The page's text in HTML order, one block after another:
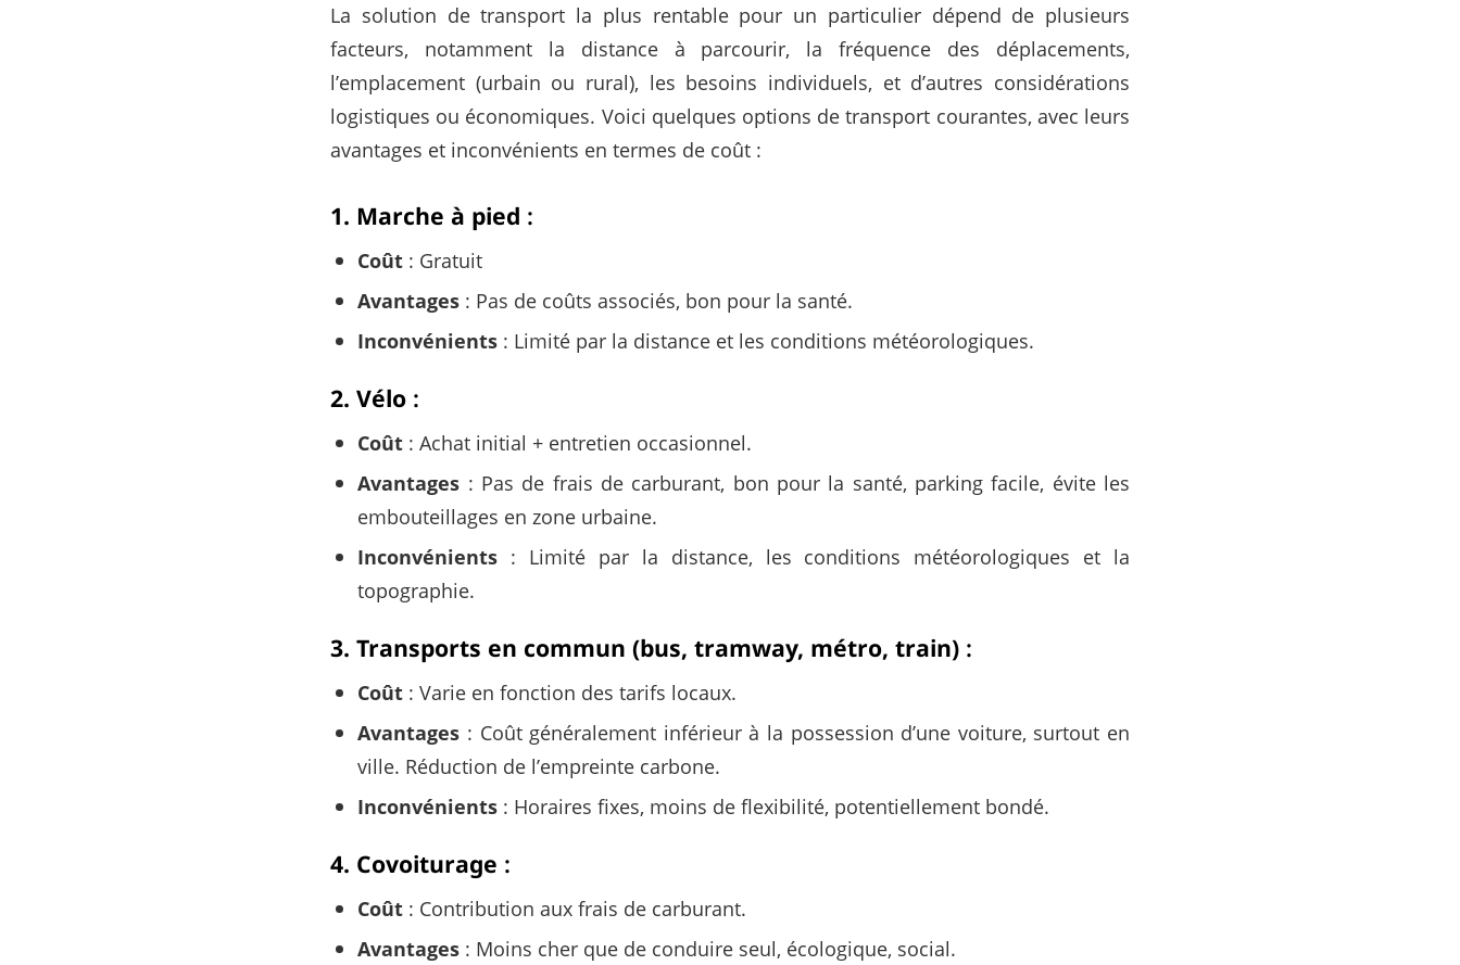
La solution de transport la plus rentable pour un particulier dépend de plusieurs
facteurs, notamment la distance à parcourir, la fréquence des déplacements,
l’emplacement (urbain ou rural), les besoins individuels, et d’autres considérations
logistiques ou économiques. Voici quelques options de transport courantes, avec leurs
avantages et inconvénients en termes de coût :
1. Marche à pied :
Coût : Gratuit
Avantages : Pas de coûts associés, bon pour la santé.
Inconvénients : Limité par la distance et les conditions météorologiques.
2. Vélo :
Coût : Achat initial + entretien occasionnel.
Avantages : Pas de frais de carburant, bon pour la santé, parking facile, évite les
embouteillages en zone urbaine.
Inconvénients : Limité par la distance, les conditions météorologiques et la
topographie.
3. Transports en commun (bus, tramway, métro, train) :
Coût : Varie en fonction des tarifs locaux.
Avantages : Coût généralement inférieur à la possession d’une voiture, surtout en
ville. Réduction de l’empreinte carbone.
Inconvénients : Horaires fixes, moins de flexibilité, potentiellement bondé.
4. Covoiturage :
Coût : Contribution aux frais de carburant.
Avantages : Moins cher que de conduire seul, écologique, social.